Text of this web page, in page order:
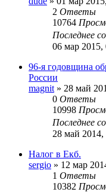
2 Ответы
10764
Последнее
06 мар 2015,
96-я годовщина
России
magnit » 28 май
0 Ответы
10998
Последнее
28 май 2014,
Налог в Екб.
sergio » 12 мар
1 Ответы
10382